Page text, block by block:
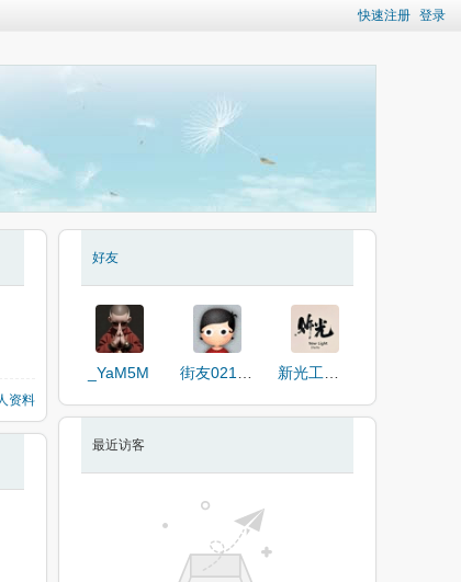
快速注册 登录
资料
好友
_YaM5M
最近访客